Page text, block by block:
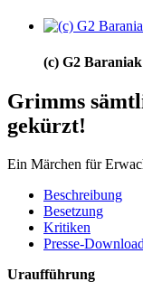
(c) G2 Baraniak
Grimms
gekürzt!
Ein Märchen für
Beschreibung
Besetzung
Kritiken
Presse-
Uraufführung